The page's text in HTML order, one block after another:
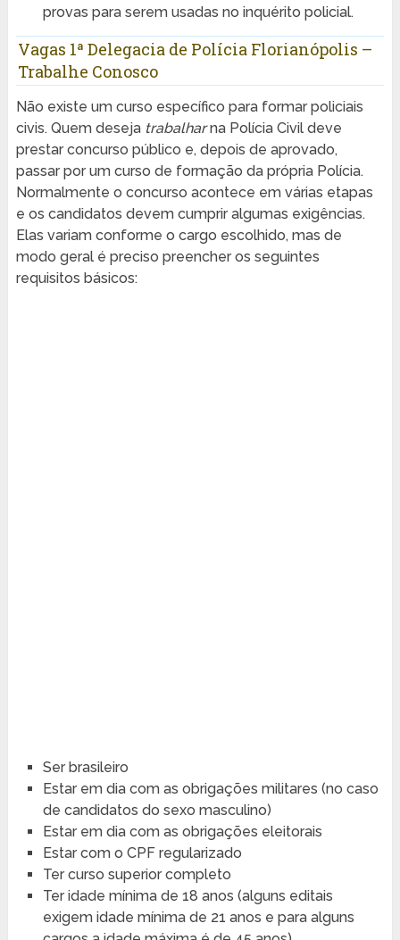
provas para serem usadas no inquérito policial.
Vagas 1ª Delegacia de Polícia Florianópolis –
Trabalhe Conosco
Não existe um curso específico para formar policiais
civis. Quem deseja trabalharna Polícia Civil deve
prestar concurso público e, depois de aprovado,
passar por um curso de formação da própria Polícia.
Normalmente o concurso acontece em várias etapas
e os candidatos devem cumprir algumas exigências.
Elas variam conforme o cargo escolhido, mas de
modo geral é preciso preencher os seguintes
requisitos básicos:
Ser brasileiro
Estar em dia com as obrigações militares (no caso
de candidatos do sexo masculino)
Estar em dia com as obrigações eleitorais
Estar com o CPF regularizado
Ter curso superior completo
Ter idade mínima de 18 anos (alguns editais
exigem idade mínima de 21 anos e para alguns